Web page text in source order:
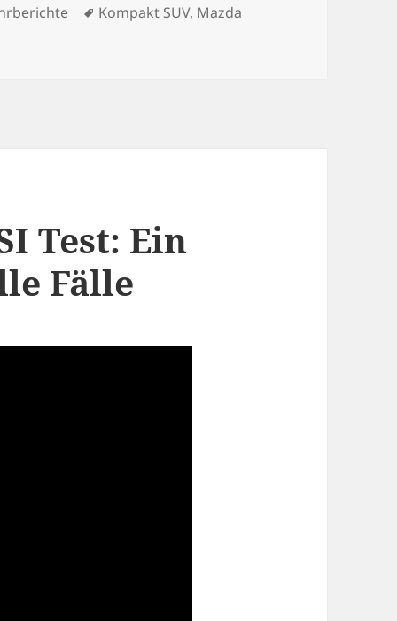
Schlagwörter
Kompakt SUV, Mazda
Test: Ein
Fälle